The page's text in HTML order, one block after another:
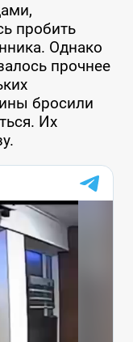
пробить
Однако
прочнее
бросили
Их